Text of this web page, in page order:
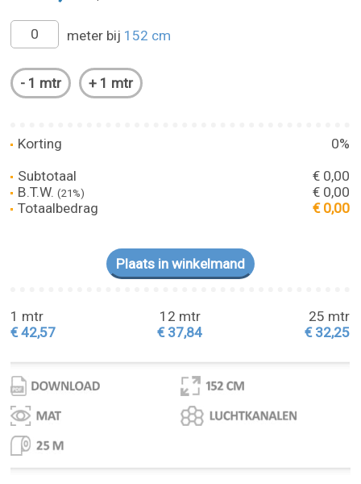
meter bij 152 cm
Korting
0%
Subtotaal
€ 0,00
B.T.W.(21%)
€ 0,00
Totaalbedrag
€ 0,00
1 mtr
€ 42,57
12 mtr
€ 37,84
25 mtr
€ 32,25